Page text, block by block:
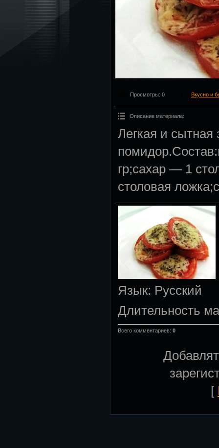
Просмотры: 0 Вкусно и
Описание материала:
Легкая и сытная
гр;сахар — 1
столовая
Язык: Русский
Длительность
Всего комментариев: 0
[